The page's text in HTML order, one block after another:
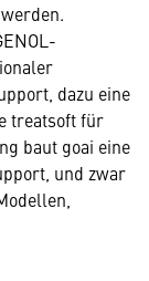
dazu eine
treatsoft für
baut goai eine
und zwar